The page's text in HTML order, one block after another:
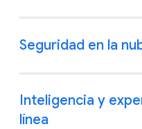
Seguridad en la
Inteligencia y
línea